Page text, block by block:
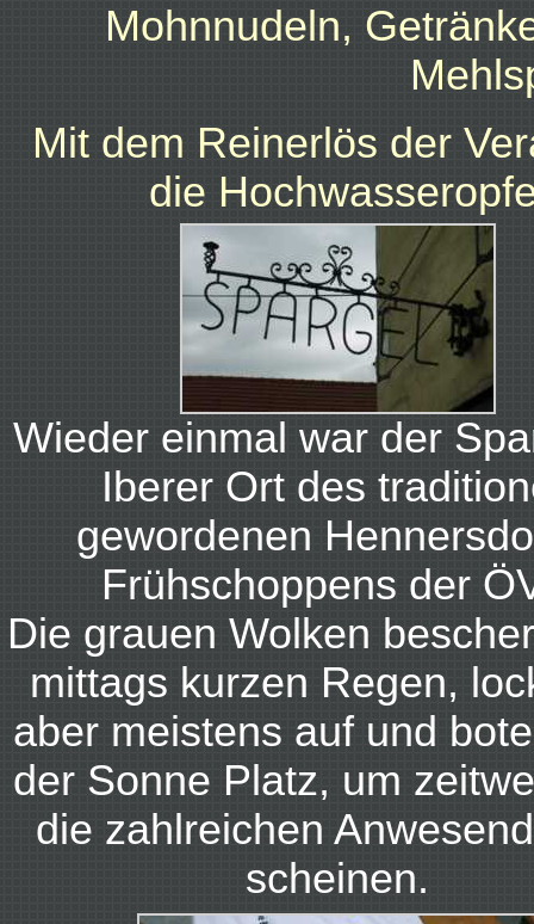
Mohnnudeln,
Mit dem Reinerlös der
die
Wieder einmal war der
Iberer Ort des
gewordenen
Frühschoppens der
Die grauen Wolken
mittags kurzen Regen,
aber meistens auf und
der Sonne Platz, um
die zahlreichen
scheinen.